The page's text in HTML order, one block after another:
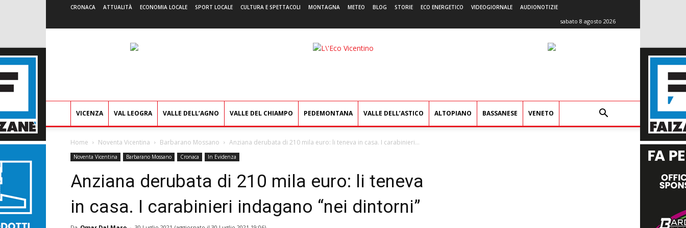
CRONACA ATTUALITÀ ECONOMIA LOCALE SPORT LOCALE CULTURA E SPETTACOLI MONTAGNA METEO BLOG STORIE ECO ENERGETICO VIDEOGIORNALE AUDIONOTIZIE
sabato 8 agosto 2026
L'Eco
VICENZA VAL LEOGRA VALLE DELL’AGNO VALLE DEL CHIAMPO PEDEMONTANA VALLE DELL’ASTICO ALTOPIANO BASSANESE VENETO
Home Noventa Vicentina Barbarano Mossano Anziana derubata di 210 mila euro: li teneva in casa. I carabinieri...
Noventa Vicentina Barbarano Mossano Cronaca In Evidenza
Anziana derubata di 210 mila euro: li teneva
in casa. I carabinieri indagano “nei dintorni”